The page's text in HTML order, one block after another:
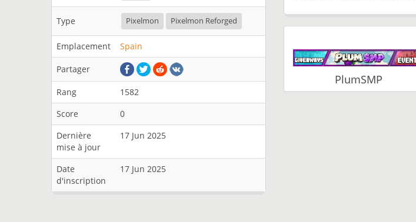
Type Pixelmon Pixelmon Reforged
Emplacement Spain
Partager
Rang
1582
Score
0
Dernière
mise à jour
17 Jun 2025
Date
d'inscription
17 Jun 2025
PlumSMP